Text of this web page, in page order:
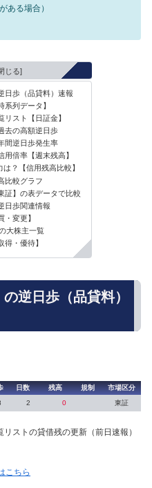
ある場合）
日歩（品貸料）速報
系列データ】
スト【日証金】
去の高額逆日歩
間逆日歩発生率
用倍率【週末残高】
？【信用残高比較】
比較グラフ
証】の表データで比較
日歩関連情報
・変更】
大株主一覧
得・優待】
逆日歩（品貸料）
日数 残高 規制
市場区分
2 0 東証
ストの貸借残の更新（前日速報）
こちら